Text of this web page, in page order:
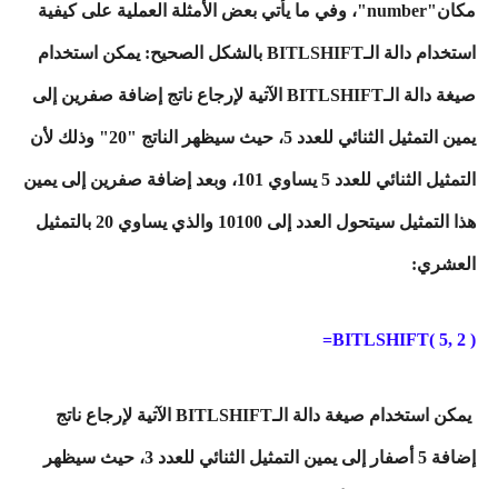
مكان"number"، وفي ما يأتي بعض الأمثلة العملية على كيفية
استخدام دالة الـBITLSHIFT بالشكل الصحيح: يمكن استخدام
صيغة دالة الـBITLSHIFT الآتية لإرجاع ناتج إضافة صفرين إلى
يمين التمثيل الثنائي للعدد 5، حيث سيظهر الناتج "20" وذلك لأن
التمثيل الثنائي للعدد 5 يساوي 101، وبعد إضافة صفرين إلى يمين
هذا التمثيل سيتحول العدد إلى 10100 والذي يساوي 20 بالتمثيل
العشري:
BITLSHIFT( 5, 2 )=
يمكن استخدام صيغة دالة الـBITLSHIFT الآتية لإرجاع ناتج
إضافة 5 أصفار إلى يمين التمثيل الثنائي للعدد 3، حيث سيظهر